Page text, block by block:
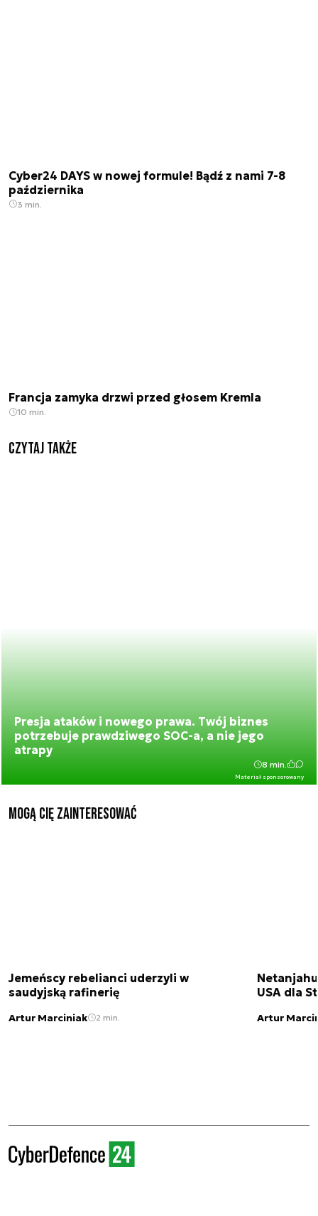
Cyber24 DAYS w nowej formule! Bądź z nami 7-8
października
3 min.
Francja zamyka drzwi przed głosem Kremla
10 min.
Czytaj także
Presja ataków i nowego prawa. Twój biznes
potrzebuje prawdziwego SOC-a, a nie jego
atrapy
Materiał sponsorowany
8 min.
Mogą Cię zainteresować
Jemeńscy rebelianci uderzyli w
saudyjską rafinerię
Artur Marciniak 2 min.
USA dla
Artur